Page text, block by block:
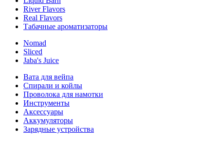
River Flavors
Real Flavors
Табачные ароматизаторы
Nomad
Sliced
Jaba's Juice
Вата для вейпа
Спирали и койлы
Проволока для намотки
Инструменты
Аксесcуары
Аккумуляторы
Зарядные устройства